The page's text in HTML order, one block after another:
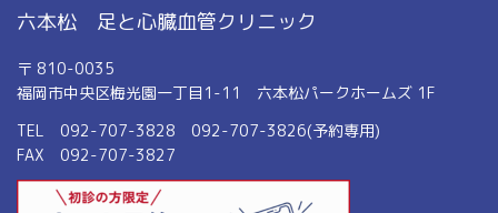
六本松 足と心臓血管クリニック
〒 810-0035
福岡市中央区梅光園一丁目1-11 六本松パークホームズ 1F
TEL 092-707-3828 092-707-3826(予約専用)
FAX 092-707-3827